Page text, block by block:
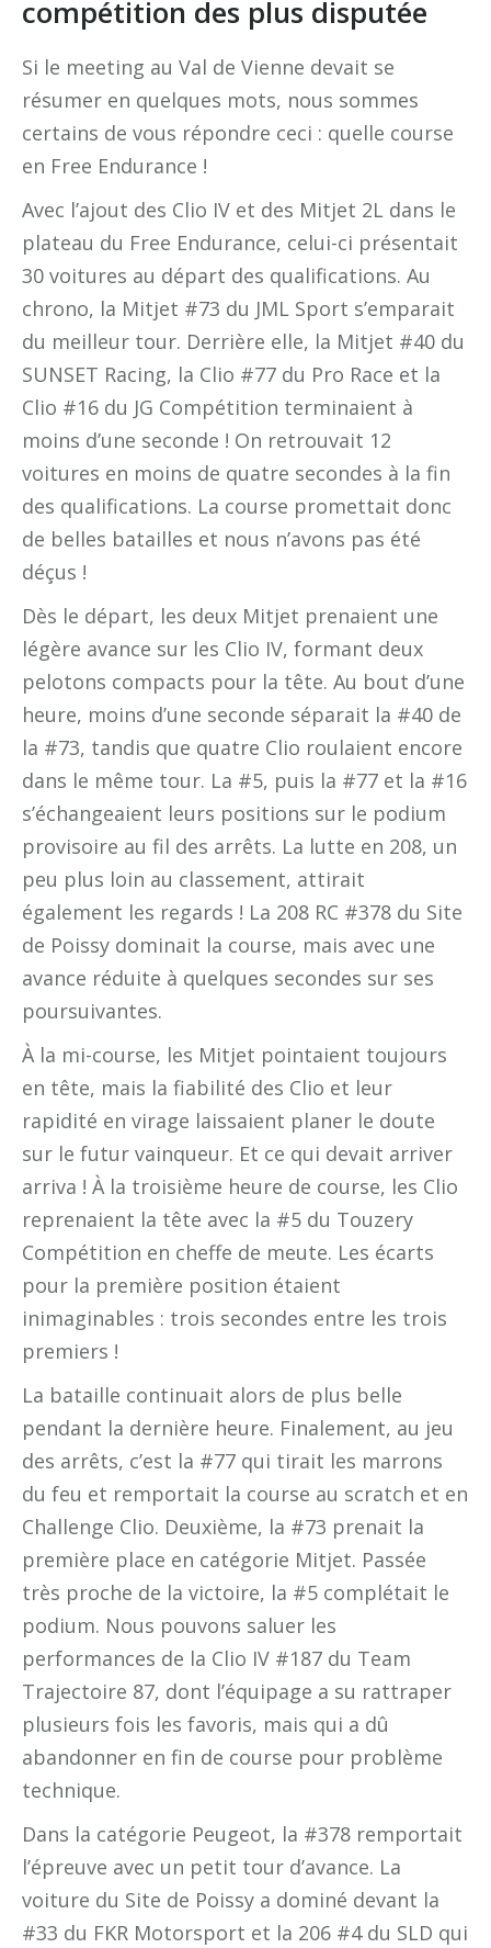
compétition des plus disputée
Si le meeting au Val de Vienne devait se
résumer en quelques mots, nous sommes
certains de vous répondre ceci : quelle course
en Free Endurance !
Avec l’ajout des Clio IV et des Mitjet 2L dans le
plateau du Free Endurance, celui-ci présentait
30 voitures au départ des qualifications. Au
chrono, la Mitjet #73 du JML Sport s’emparait
du meilleur tour. Derrière elle, la Mitjet #40 du
SUNSET Racing, la Clio #77 du Pro Race et la
Clio #16 du JG Compétition terminaient à
moins d’une seconde ! On retrouvait 12
voitures en moins de quatre secondes à la fin
des qualifications. La course promettait donc
de belles batailles et nous n’avons pas été
déçus !
Dès le départ, les deux Mitjet prenaient une
légère avance sur les Clio IV, formant deux
pelotons compacts pour la tête. Au bout d’une
heure, moins d’une seconde séparait la #40 de
la #73, tandis que quatre Clio roulaient encore
dans le même tour. La #5, puis la #77 et la #16
s’échangeaient leurs positions sur le podium
provisoire au fil des arrêts. La lutte en 208, un
peu plus loin au classement, attirait
également les regards ! La 208 RC #378 du Site
de Poissy dominait la course, mais avec une
avance réduite à quelques secondes sur ses
poursuivantes.
À la mi-course, les Mitjet pointaient toujours
en tête, mais la fiabilité des Clio et leur
rapidité en virage laissaient planer le doute
sur le futur vainqueur. Et ce qui devait arriver
arriva ! À la troisième heure de course, les Clio
reprenaient la tête avec la #5 du Touzery
Compétition en cheffe de meute. Les écarts
pour la première position étaient
inimaginables : trois secondes entre les trois
premiers !
La bataille continuait alors de plus belle
pendant la dernière heure. Finalement, au jeu
des arrêts, c’est la #77 qui tirait les marrons
du feu et remportait la course au scratch et en
Challenge Clio. Deuxième, la #73 prenait la
première place en catégorie Mitjet. Passée
très proche de la victoire, la #5 complétait le
podium. Nous pouvons saluer les
performances de la Clio IV #187 du Team
Trajectoire 87, dont l’équipage a su rattraper
plusieurs fois les favoris, mais qui a dû
abandonner en fin de course pour problème
technique.
Dans la catégorie Peugeot, la #378 remportait
l’épreuve avec un petit tour d’avance. La
voiture du Site de Poissy a dominé devant la
#33 du FKR Motorsport et la 206 #4 du SLD qui